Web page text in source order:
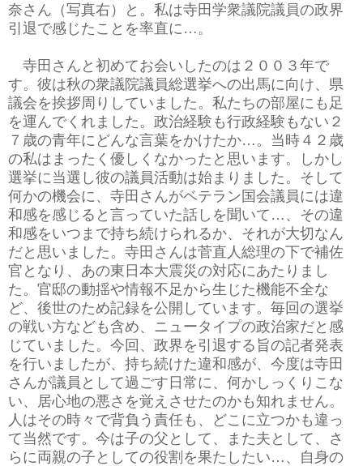
奈さん（写真右）と。私は寺田学衆議院議員の政界
引退で感じたことを率直に…。
寺田さんと初めてお会いしたのは２００３年で
す。彼は秋の衆議院議員総選挙への出馬に向け、県
議会を挨拶周りしていました。私たちの部屋にも足
を運んでくれました。政治経験も行政経験もない２
７歳の青年にどんな言葉をかけたか…。当時４２歳
の私はまったく優しくなかったと思います。しかし
選挙に当選し彼の議員活動は始まりました。そして
何かの機会に、寺田さんがベテラン国会議員には違
和感を感じると言っていた話しを聞いて…、その違
和感をいつまで持ち続けられるか、それが大切なん
だと思いました。寺田さんは菅直人総理の下で補佐
官となり、あの東日本大震災の対応にあたりまし
た。官邸の動揺や情報不足から生じた機能不全な
ど、後世のため記録を公開しています。毎回の選挙
の戦い方なども含め、ニュータイプの政治家だと感
じていました。今回、政界を引退する旨の記者発表
を行いましたが、持ち続けた違和感が、今度は寺田
さんが議員として過ごす日常に、何かしっくりこな
い、居心地の悪さを覚えさせたのかも知れません。
人はその時々で背負う責任も、どこに立つかも違っ
て当然です。今は子の父として、また夫として、さ
らに両親の子としての役割を果たしたい…、自身の